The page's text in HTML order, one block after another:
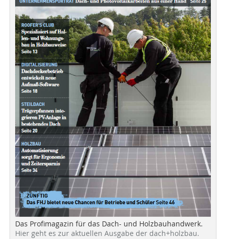
Das Profimagazin für das Dach- und Holzbauhandwerk.
Hier geht es zur aktuellen Ausgabe der dach+holzbau.